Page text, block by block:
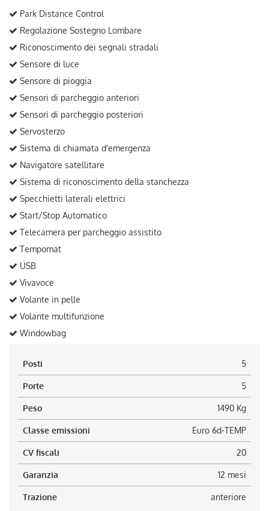
Park Distance Control
Regolazione Sostegno Lombare
Riconoscimento dei segnali stradali
Sensore di luce
Sensore di pioggia
Sensori di parcheggio anteriori
Sensori di parcheggio posteriori
Servosterzo
Sistema di chiamata d'emergenza
Navigatore satellitare
Sistema di riconoscimento della stanchezza
Specchietti laterali elettrici
Start/Stop Automatico
Telecamera per parcheggio assistito
Tempomat
USB
Vivavoce
Volante in pelle
Volante multifunzione
Windowbag
Posti 5
Porte 5
Peso 1490 Kg
Classe emissioni Euro 6d-TEMP
CV fiscali 20
Garanzia 12 mesi
Trazione anteriore